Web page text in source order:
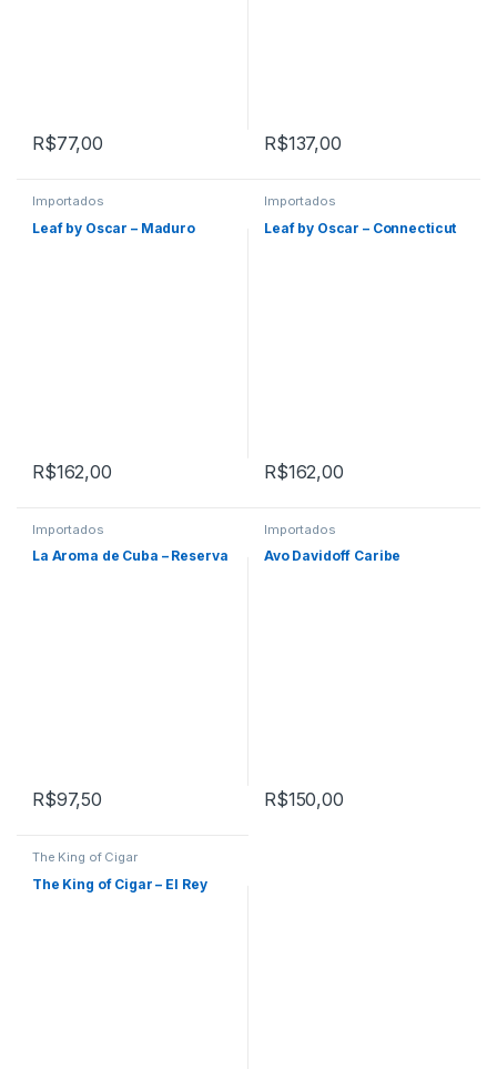
R$77,00 R$137,00
Importados
Leaf by Oscar – Maduro
R$162,00
Importados
Leaf by Oscar – Connecticut
R$162,00
Importados
La Aroma de Cuba – Reserva
R$97,50
Importados
Avo Davidoff Caribe
R$150,00
The King of Cigar
The King of Cigar – El Rey